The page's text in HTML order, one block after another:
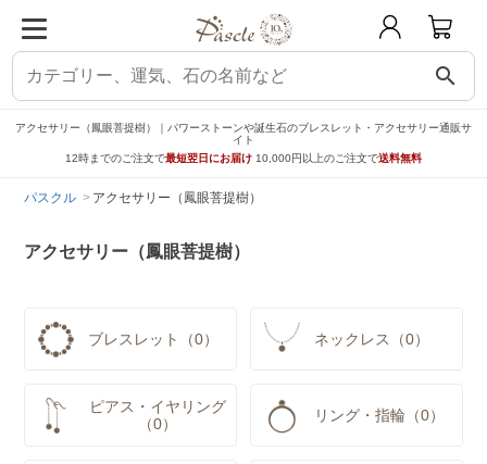
search
アクセサリー（鳳眼菩提樹）｜パワーストーンや誕生石のブレスレット・アクセサリー通販サ
イト
12時までのご注文で最短翌日にお届け 10,000円以上のご注文で送料無料
パスクル アクセサリー（鳳眼菩提樹）
アクセサリー（鳳眼菩提樹）
ブレスレット（0） ネックレス（0）
ピアス・イヤリング
（0）
リング・指輪（0）